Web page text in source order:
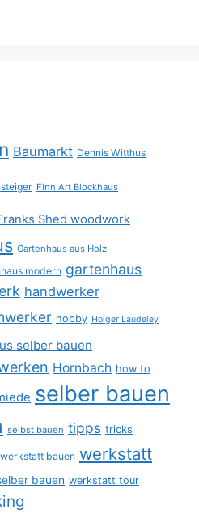
Baumarkt Dennis Witthus
Finn Art Blockhaus
Shed woodwork
Gartenhaus aus Holz
modern gartenhaus
handwerker
hobby Holger Laudeley
selber bauen
Hornbach how to
selber bauen
selbst bauen tipps tricks
werkstatt bauen werkstatt
bauen werkstatt tour